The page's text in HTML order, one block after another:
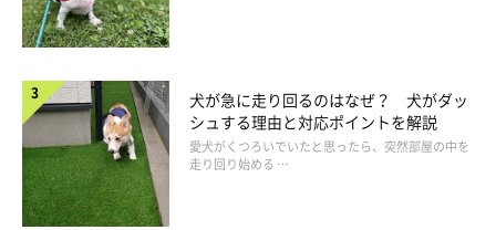
犬が急に走り回るのはなぜ？ 犬がダッ
シュする理由と対応ポイントを解説
愛犬がくつろいでいたと思ったら、突然部屋の中を
走り回り始める …